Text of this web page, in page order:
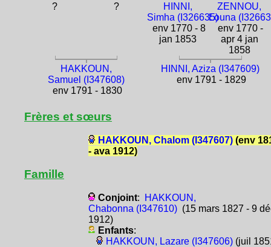
? ?
HINNI,
Simha (I326635)
env 1770 - 8
jan 1853
ZENNOU,
Louna
env 1770 -
apr 4 jan
1858
HAKKOUN,
Samuel (I347608)
env 1791 - 1830
HINNI, Aziza (I347609)
env 1791 - 1829
Frères et sœurs
HAKKOUN, Chalom (I347607)(env
- ava 1912)
Famille
Conjoint:
HAKKOUN,
Chabonna (I347610)(15 mars 1827 - 9
1912)
Enfants:
HAKKOUN, Lazare (I347606)(juil